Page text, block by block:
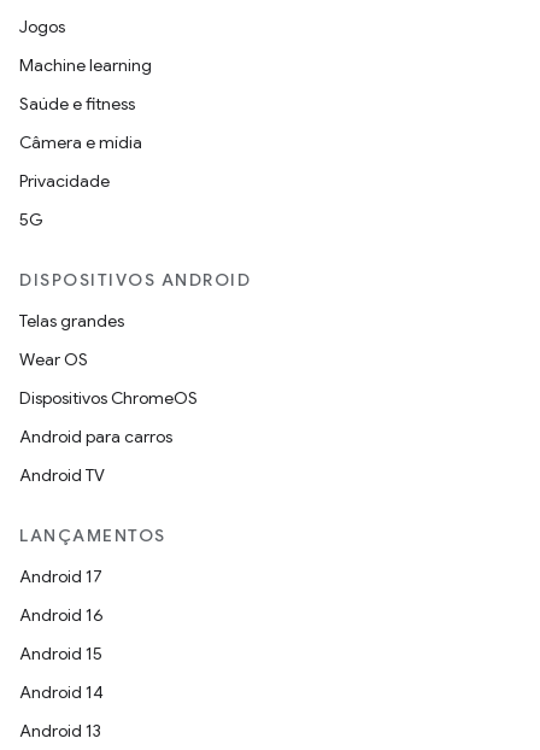
Jogos
Machine learning
Saúde e fitness
Câmera e mídia
Privacidade
5G
DISPOSITIVOS ANDROID
Telas grandes
Wear OS
Dispositivos ChromeOS
Android para carros
Android TV
LANÇAMENTOS
Android 17
Android 16
Android 15
Android 14
Android 13